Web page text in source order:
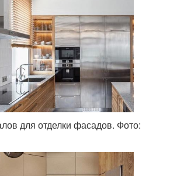
для отделки фасадов. Фото: